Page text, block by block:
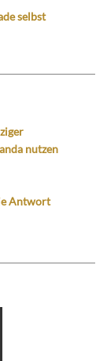
selbst
nutzen
Antwort